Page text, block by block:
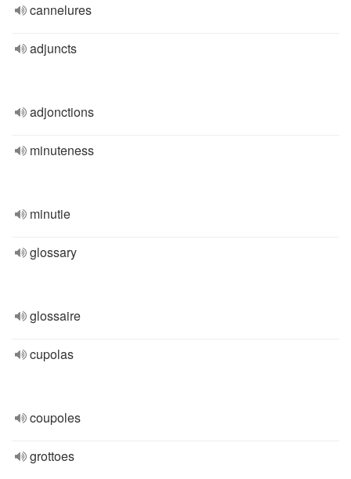
cannelures
adjuncts
adjonctions
minuteness
minutie
glossary
glossaire
cupolas
coupoles
grottoes